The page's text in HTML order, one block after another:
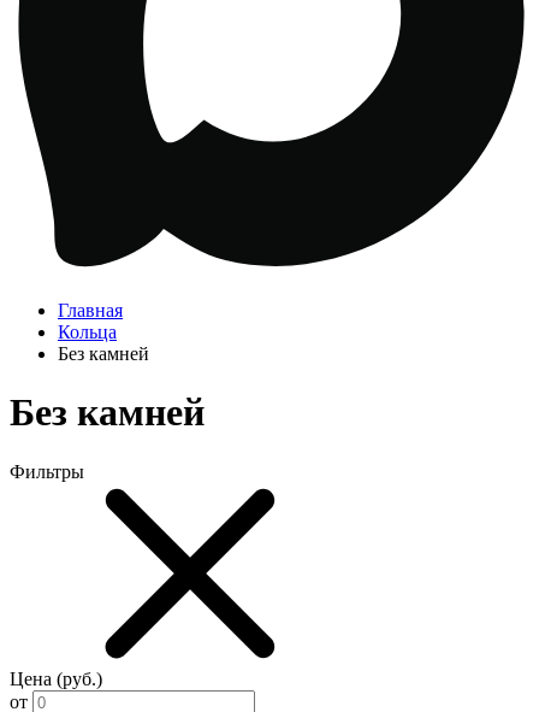
Главная
Кольца
Без камней
Без камней
Фильтры
Цена (руб.)
от